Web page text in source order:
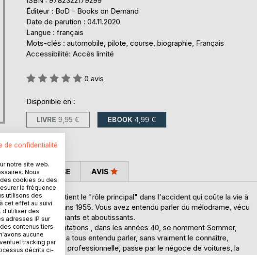
Éditeur : BoD - Books on Demand
Date de parution : 04.11.2020
Langue : français
Mots-clés : automobile, pilote, course, biographie, Français
Accessibilité: Accès limité
Évaluation:
0 avis
Disponible en :
LIVRE 9,95 € EBOOK 4,99 €
Sans doute qu'il tient le "rôle principal" dans l'accident qui coûte la vie à
24 heures du Mans 1955. Vous avez entendu parler du mélodrame, vécu
en saisir les tenants et aboutissants.
ses fréquentations , dans les années 40, se nomment Sommer,
se pilote dont on a tous entendu parler, sans vraiment le connaître,
civil. Son activité professionnelle, passe par le négoce de voitures, la
CRITIQUES PRESSE AVIS
de confidentialité
notre site web.
Nous
cookies ou des
la fréquence
utilisons des
cet effet au suivi
d'utiliser des
adresses IP sur
contenus tiers
aucune
tracking par
décrits ci-